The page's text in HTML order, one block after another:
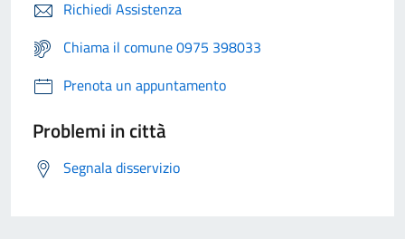
Richiedi Assistenza
Chiama il comune 0975 398033
Prenota un appuntamento
Problemi in città
Segnala disservizio